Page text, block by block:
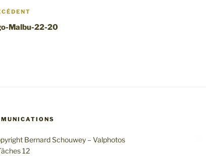
Malbu-22-20
Bernard Schouwey – Valphotos
12